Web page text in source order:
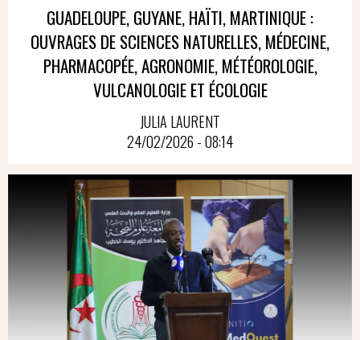
GUADELOUPE, GUYANE, HAÏTI, MARTINIQUE :
OUVRAGES DE SCIENCES NATURELLES, MÉDECINE,
PHARMACOPÉE, AGRONOMIE, MÉTÉOROLOGIE,
VULCANOLOGIE ET ÉCOLOGIE
JULIA LAURENT
24/02/2026 - 08:14